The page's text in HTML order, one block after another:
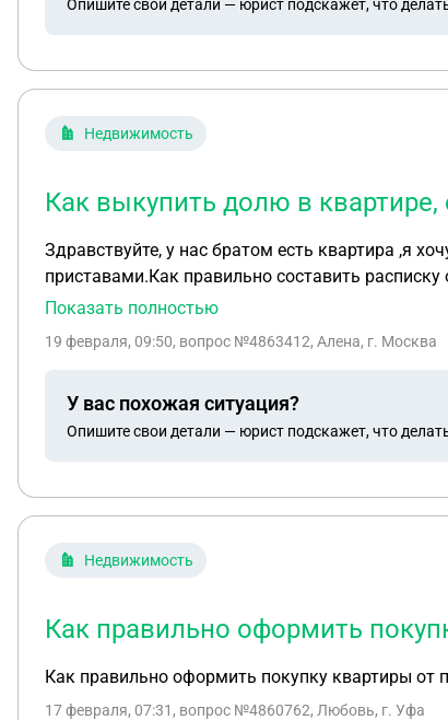
Опишите свои детали — юрист подскажет, что
Недвижимость
Как выкупить долю в
Здравствуйте, у нас братом есть квартира ,я хочу выкупить его долю ,но через договора купли продажи не могу,тк на его доли стоит ограничение судебными
приставами.Как правильно составить
договор купли продажи.
Показать полностью
19 февраля, 09:50, вопрос №4863412, Алена, г. Москва
У вас похожая ситуация?
Опишите свои детали — юрист подскажет, что
Недвижимость
Как правильно оформить
Как правильно оформить покупку квартиры
17 февраля, 07:31 , вопрос №4860762, Любовь, г. Уфа